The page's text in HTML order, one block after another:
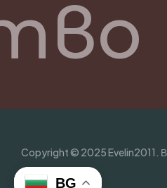
Copyright © 2025 Evelin2011.
BG